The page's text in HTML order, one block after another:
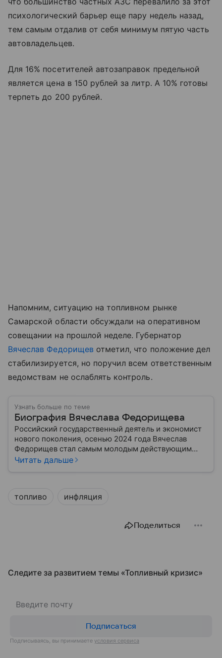
психологический барьер еще пару недель назад,
тем самым отдалив от себя минимум пятую часть
автовладельцев.
Для 16% посетителей автозаправок предельной
является цена в 150 рублей за литр. А 10% готовы
терпеть до 200 рублей.
Напомним, ситуацию на топливном рынке
Самарской области обсуждали на оперативном
совещании на прошлой неделе. Губернатор
Вячеслав Федорищев отметил, что положение дел
стабилизируется, но поручил всем ответственным
ведомствам не ослаблять контроль.
Узнать больше по теме
Биография Вячеслава Федорищева
Российский государственный деятель и экономист
нового поколения, осенью 2024 года Вячеслав
Федорищев стал самым молодым действующим
главой субъекта в РФ. Возглавивший Самарскую
Читать дальше
топливо инфляция
Поделиться
Следите за развитием темы «Топливный кризис»
Подписаться
Подписываясь, вы принимаете условия сервиса